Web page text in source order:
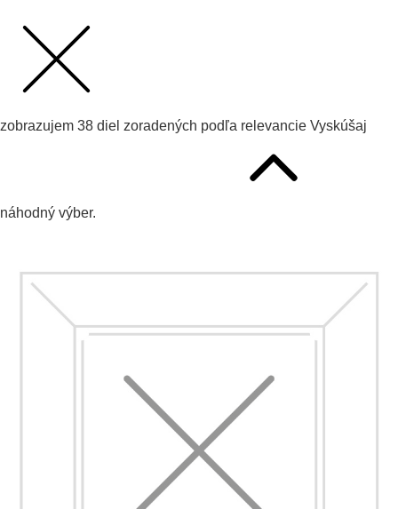
zobrazujem 38 diel zoradených podľa relevancie Vyskúšaj
náhodný výber.